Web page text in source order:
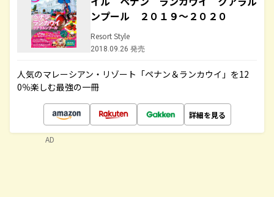
ンプール ２０１９～２０２０
Resort Style
2018.09.26 発売
人気のマレーシアン・リゾート「ペナン＆ランカウイ」を12
0％楽しむ最強の一冊
詳細を見る
AD